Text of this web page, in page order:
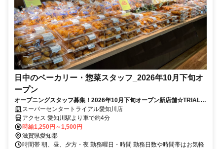
日中のベーカリー・惣菜スタッフ_2026年10月下旬オ
ープン
オープニングスタッフ募集！2026年10月下旬オープン新店舗☆TRIALの
「ベリカ」始まります♪
スーパーセンタートライアル愛知川店
アクセス 愛知川駅より車で約4分
時給1,250円～1,500円
滋賀県愛知郡
時間帯 朝、昼、夕方・夜 勤務曜日・時間 勤務日数や時間帯はお気軽